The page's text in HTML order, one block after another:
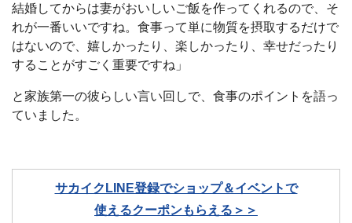
結婚してからは妻がおいしいご飯を作ってくれるので、そ
れが一番いいですね。食事って単に物質を摂取するだけで
はないので、嬉しかったり、楽しかったり、幸せだったり
することがすごく重要ですね」
と家族第一の彼らしい言い回しで、食事のポイントを語っ
ていました。
サカイクLINE登録でショップ＆イベントで
使えるクーポンもらえる＞＞